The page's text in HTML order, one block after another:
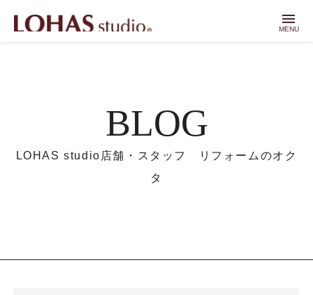
menu
MENU
BLOG
LOHAS studio店舗・スタッフ リフォームのオク
タ